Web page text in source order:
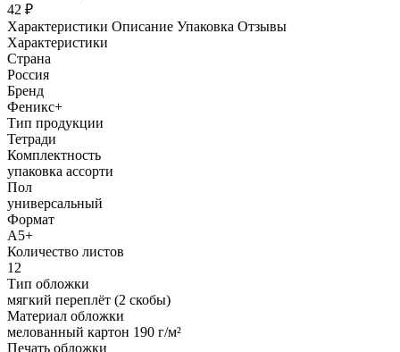
42 ₽
Характеристики Описание Упаковка Отзывы
Характеристики
Страна
Россия
Бренд
Феникс+
Тип продукции
Тетради
Комплектность
упаковка ассорти
Пол
универсальный
Формат
А5+
Количество листов
12
Тип обложки
мягкий переплёт (2 скобы)
Материал обложки
мелованный картон 190 г/м²
Печать обложки